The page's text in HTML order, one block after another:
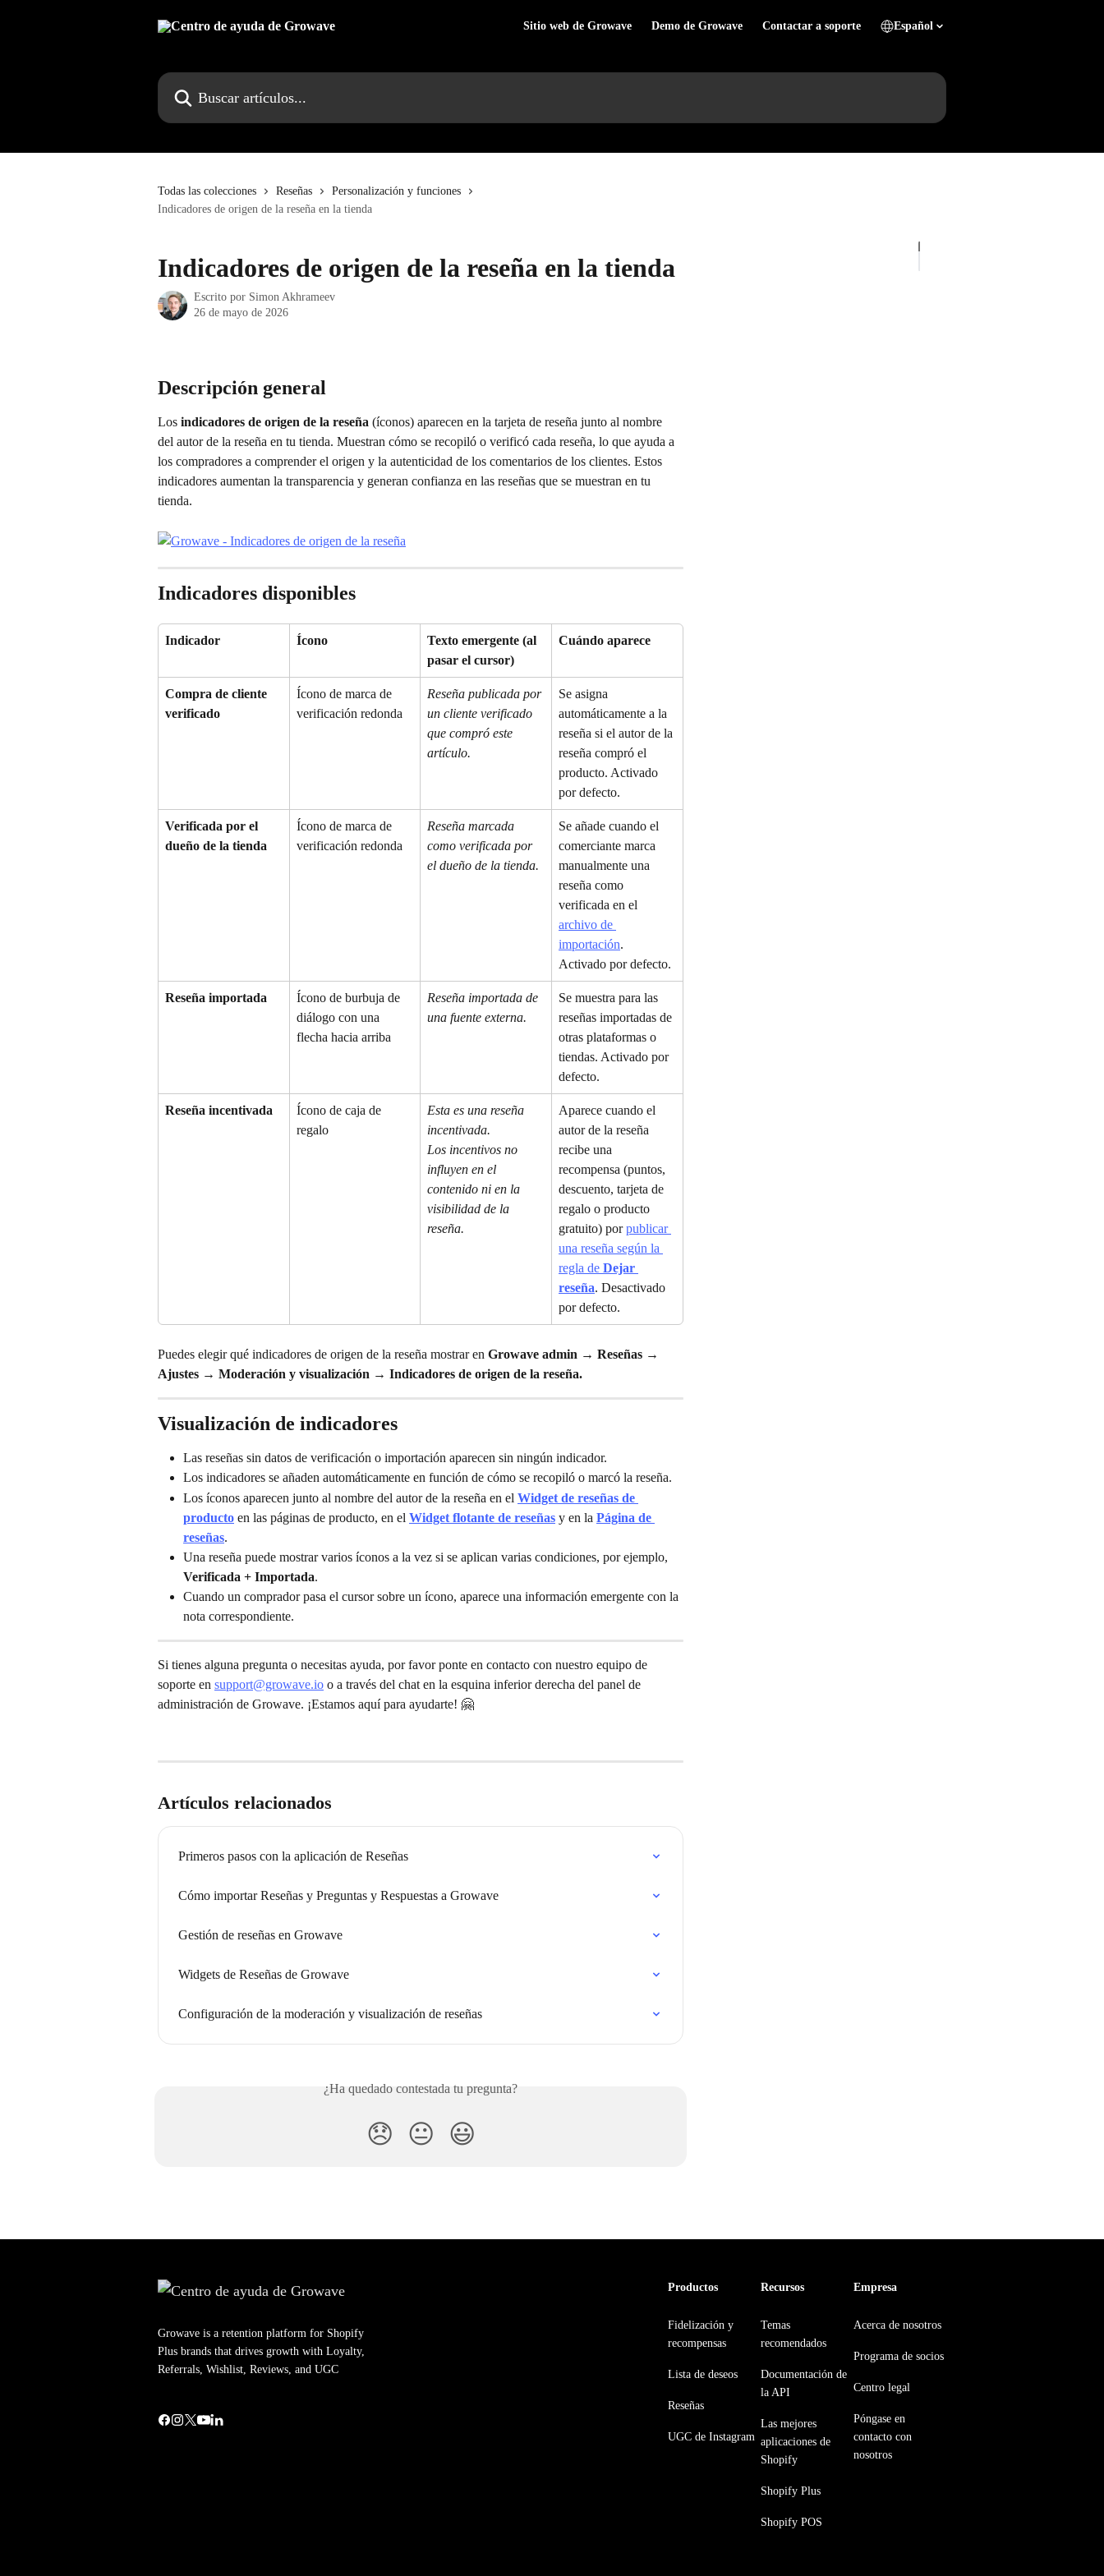
Sitio web de Growave Demo de Growave Contactar a soporte Español
Buscar artículos...
Todas las colecciones Reseñas
Personalización y funciones
Indicadores de origen de la reseña en la tienda
Indicadores de origen de la reseña en la tienda
Escrito por Simon Akhrameev
26 de mayo de 2026
Descripción general
Los indicadores de origen de la reseña (íconos) aparecen en la tarjeta de reseña junto al nombre
del autor de la reseña en tu tienda. Muestran cómo se recopiló o verificó cada reseña, lo que ayuda a
los compradores a comprender el origen y la autenticidad de los comentarios de los clientes. Estos
indicadores aumentan la transparencia y generan confianza en las reseñas que se muestran en tu
tienda.
Indicadores disponibles
Indicador Ícono
Texto emergente (al
pasar el cursor)
Cuándo aparece
Compra de cliente
verificado
Ícono de marca de
verificación redonda
Reseña publicada por
un cliente verificado
que compró este
artículo.
Se asigna
automáticamente a la
reseña si el autor de la
reseña compró el
producto. Activado
por defecto.
Verificada por el
dueño de la tienda
Ícono de marca de
verificación redonda
Reseña marcada
como verificada por
el dueño de la tienda.
Se añade cuando el
comerciante marca
manualmente una
reseña como
verificada en el
archivo de
importación.
Activado por defecto.
Reseña importada
Ícono de burbuja de
diálogo con una
flecha hacia arriba
Reseña importada de
una fuente externa.
Se muestra para las
reseñas importadas de
otras plataformas o
tiendas. Activado por
defecto.
Reseña incentivada
Ícono de caja de
regalo
Esta es una reseña
incentivada.
Los incentivos no
influyen en el
contenido ni en la
visibilidad de la
reseña.
Aparece cuando el
autor de la reseña
recibe una
recompensa (puntos,
descuento, tarjeta de
regalo o producto
gratuito) por publicar
una reseña según la
regla de Dejar
reseña. Desactivado
por defecto.
Puedes elegir qué indicadores de origen de la reseña mostrar en Growave admin → Reseñas →
Ajustes → Moderación y visualización → Indicadores de origen de la reseña.
Visualización de indicadores
Las reseñas sin datos de verificación o importación aparecen sin ningún indicador.
Los indicadores se añaden automáticamente en función de cómo se recopiló o marcó la reseña.
Los íconos aparecen junto al nombre del autor de la reseña en el Widget de reseñas de
producto en las páginas de producto, en el Widget flotante de reseñas y en la Página de
reseñas.
Una reseña puede mostrar varios íconos a la vez si se aplican varias condiciones, por ejemplo,
Verificada + Importada.
Cuando un comprador pasa el cursor sobre un ícono, aparece una información emergente con la
nota correspondiente.
Si tienes alguna pregunta o necesitas ayuda, por favor ponte en contacto con nuestro equipo de
soporte en support@growave.io o a través del chat en la esquina inferior derecha del panel de
administración de Growave. ¡Estamos aquí para ayudarte! 🤗
Artículos relacionados
Primeros pasos con la aplicación de Reseñas
Cómo importar Reseñas y Preguntas y Respuestas a Growave
Gestión de reseñas en Growave
Widgets de Reseñas de Growave
Configuración de la moderación y visualización de reseñas
¿Ha quedado contestada tu pregunta?
😞 😐 😃
Growave is a retention platform for Shopify
Plus brands that drives growth with Loyalty,
Referrals, Wishlist, Reviews, and UGC
Productos
Fidelización y
recompensas
Lista de deseos
Reseñas
UGC de Instagram
Recursos
Temas
recomendados
Documentación de
la API
Las mejores
aplicaciones de
Shopify
Shopify Plus
Shopify POS
Empresa
Acerca de nosotros
Programa de socios
Centro legal
Póngase en
contacto con
nosotros